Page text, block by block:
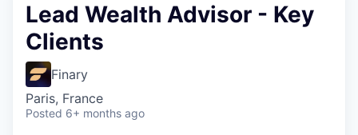
Lead Wealth Advisor - Key
Clients
Finary
Paris, France
Posted 6+ months ago